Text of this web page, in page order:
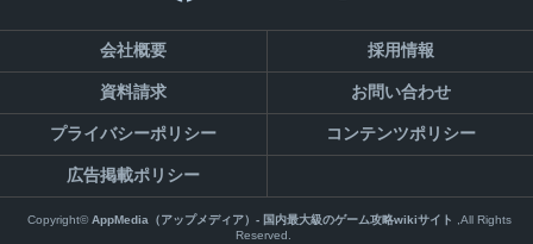
会社概要 採用情報
資料請求 お問い合わせ
プライバシーポリシー コンテンツポリシー
広告掲載ポリシー
Copyright©AppMedia（アップメディア）- 国内最大級のゲーム攻略wikiサイト
,All Rights
Reserved.